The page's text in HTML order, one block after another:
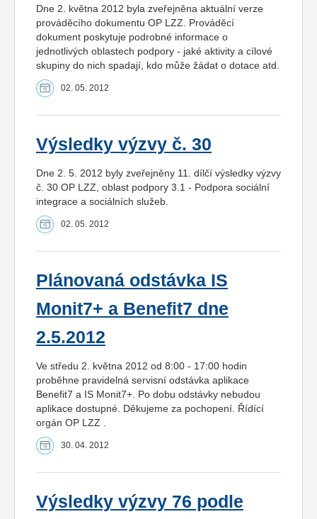
Dne 2. května 2012 byla zveřejněna aktuální verze
prováděcího dokumentu OP LZZ. Prováděcí
dokument poskytuje podrobné informace o
jednotlivých oblastech podpory - jaké aktivity a cílové
skupiny do nich spadají, kdo může žádat o dotace atd.
02. 05. 2012
Výsledky výzvy č. 30
Dne 2. 5. 2012 byly zveřejněny 11. dílčí výsledky výzvy
č. 30 OP LZZ, oblast podpory 3.1 - Podpora sociální
integrace a sociálních služeb.
02. 05. 2012
Plánovaná odstávka IS
Monit7+ a Benefit7 dne
2.5.2012
Ve středu 2. května 2012 od 8:00 - 17:00 hodin
proběhne pravidelná servisní odstávka aplikace
Benefit7 a IS Monit7+. Po dobu odstávky nebudou
aplikace dostupné. Děkujeme za pochopení. Řídící
orgán OP LZZ .
30. 04. 2012
Výsledky výzvy 76 podle